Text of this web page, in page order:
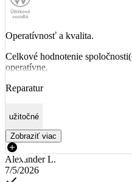
Operatívnosť a kvalita.
Celkové hodnotenie
operatívne.
Reparatur
užitočné
Zobraziť viac
Alexander L.
7/5/2026